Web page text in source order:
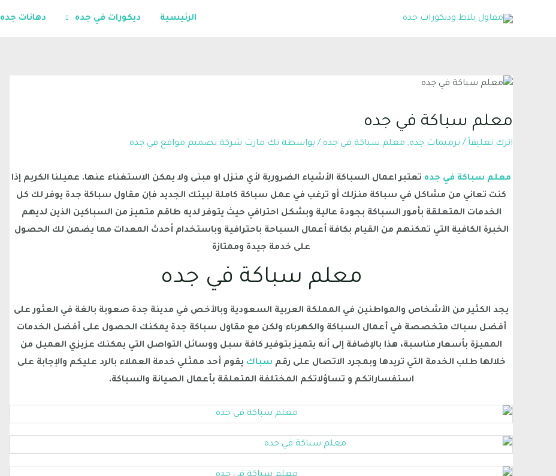
الرئيسية ديكورات في جده دهانات جده
معلم سباكة في جده
اترك تعليقاً / ترميمات جده, معلم سباكة في جده / بواسطة تك مارت شركة تصميم مواقع في جده
معلم سباكة في جده تعتبر اعمال السباكة الأشياء الضرورية لأي منزل او مبنى ولا يمكن الاستغناء عنها. عميلنا الكريم إذا
كنت تعاني من مشاكل في سباكة منزلك أو ترغب في عمل سباكة كاملة لبيتك الجديد فإن مقاول سباكة جدة يوفر لك كل
الخدمات المتعلقة بأمور السباكة بجودة عالية وبشكل احترافي حيث يتوفر لديه طاقم متميز من السباكين الذين لديهم
الخبرة الكافية التي تمكنهم من القيام بكافة أعمال السباحة باحترافية وباستخدام أحدث المعدات مما يضمن لك الحصول
على خدمة جيدة وممتازة
معلم سباكة في جده
يجد الكثير من الأشخاص والمواطنين في المملكة العربية السعودية وبالأخص في مدينة جدة صعوبة بالغة في العثور على
أفضل سباك متخصصة في أعمال السباكة والكهرباء ولكن مع مقاول سباكة جدة يمكنك الحصول على أفضل الخدمات
المميزة بأسعار مناسبة، هذا بالإضافة إلى أنه يتميز بتوفير كافة سبل ووسائل التواصل التي يمكنك عزيزي العميل من
خلالها طلب الخدمة التي تريدها وبمجرد الاتصال على رقم سباك يقوم أحد ممثلي خدمة العملاء بالرد عليكم والإجابة على
استفساراتكم و تساؤلاتكم المختلفة المتعلقة بأعمال الصيانة والسباكة.